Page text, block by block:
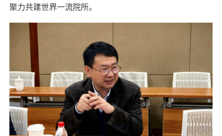
聚力共建世界一流院所。